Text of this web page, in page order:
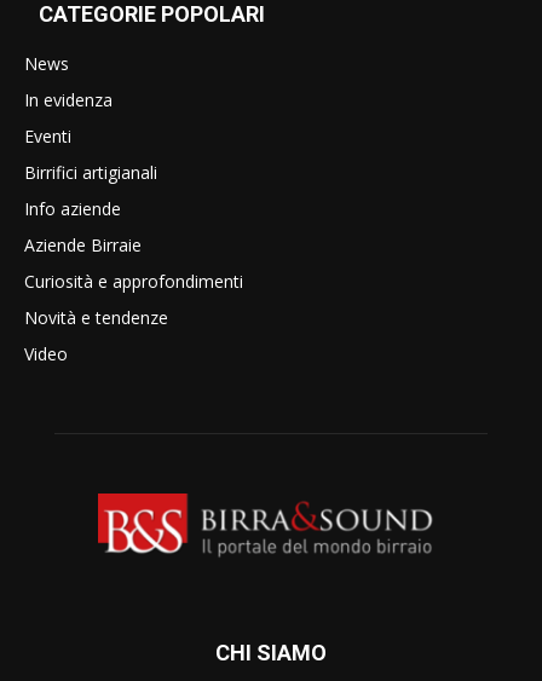
CATEGORIE POPOLARI
News
In evidenza
Eventi
Birrifici artigianali
Info aziende
Aziende Birraie
Curiosità e approfondimenti
Novità e tendenze
Video
CHI SIAMO